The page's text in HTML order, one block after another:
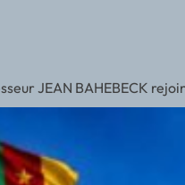
JEAN BAHEBECK